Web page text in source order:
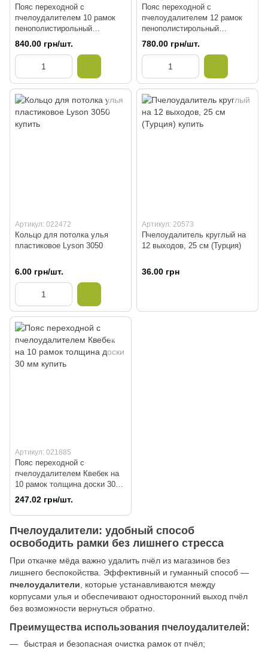
Пояс переходной с
пчелоудалителем 10 рамок
пенополистирольный
крашеный Lyson W602220
840.00 грн/шт.
Пояс переходной с
пчелоудалителем 12 рамок
пенополистирольный
неокрашеный Lyson
W612220N
780.00 грн/шт.
Артикул: 022472
Кольцо для потолка улья
пластиковое Lyson 3050
6.00 грн/шт.
Артикул: 20573
Пчелоудалитель круглый на
12 выходов, 25 см (Турция)
36.00 грн
Артикул: 021885
Пояс переходной с
пчелоудалителем Квебек на
10 рамок толщина доски 30
мм
247.02 грн/шт.
Пчелоудалители: удобный способ
освободить рамки без лишнего стресса
При откачке мёда важно удалить пчёл из магазинов без
лишнего беспокойства. Эффективный и гуманный способ —
пчелоудалители , которые устанавливаются между
корпусами улья и обеспечивают односторонний выход пчёл
без возможности вернуться обратно.
Преимущества использования пчелоудалителей:
быстрая и безопасная очистка рамок от пчёл;